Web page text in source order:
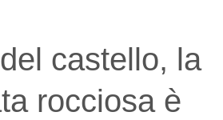
castello, la
rocciosa è